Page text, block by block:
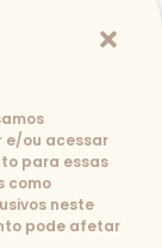
e/ou acessar
para essas
como
neste
pode afetar
-